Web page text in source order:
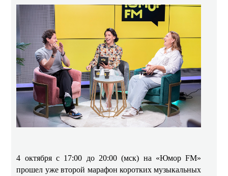
4 октября с 17:00 до 20:00 (мск) на «Юмор FM»
прошел уже второй марафон коротких музыкальных